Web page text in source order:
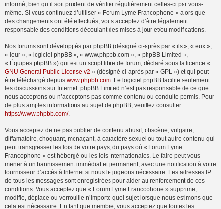
informé, bien qu’il soit prudent de vérifier régulièrement celles-ci par vous-
même. Si vous continuez d’utiliser « Forum Lyme Francophone » alors que
des changements ont été effectués, vous acceptez d’être légalement
responsable des conditions découlant des mises à jour et/ou modifications.
Nos forums sont développés par phpBB (désigné ci-après par « ils », « eux »,
« leur », « logiciel phpBB », « www.phpbb.com », « phpBB Limited »,
« Équipes phpBB ») qui est un script libre de forum, déclaré sous la licence «
GNU General Public License v2 » (désigné ci-après par « GPL ») et qui peut
être téléchargé depuis www.phpbb.com. Le logiciel phpBB facilite seulement
les discussions sur Internet. phpBB Limited n’est pas responsable de ce que
nous acceptons ou n’acceptons pas comme contenu ou conduite permis. Pour
de plus amples informations au sujet de phpBB, veuillez consulter :
https://www.phpbb.com/.
Vous acceptez de ne pas publier de contenu abusif, obscène, vulgaire,
diffamatoire, choquant, menaçant, à caractère sexuel ou tout autre contenu qui
peut transgresser les lois de votre pays, du pays où « Forum Lyme
Francophone » est hébergé ou les lois internationales. Le faire peut vous
mener à un bannissement immédiat et permanent, avec une notification à votre
fournisseur d’accès à Internet si nous le jugeons nécessaire. Les adresses IP
de tous les messages sont enregistrées pour aider au renforcement de ces
conditions. Vous acceptez que « Forum Lyme Francophone » supprime,
modifie, déplace ou verrouille n’importe quel sujet lorsque nous estimons que
cela est nécessaire. En tant que membre, vous acceptez que toutes les